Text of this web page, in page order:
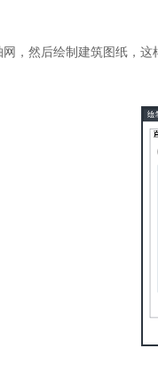
，然后绘制建筑图纸，